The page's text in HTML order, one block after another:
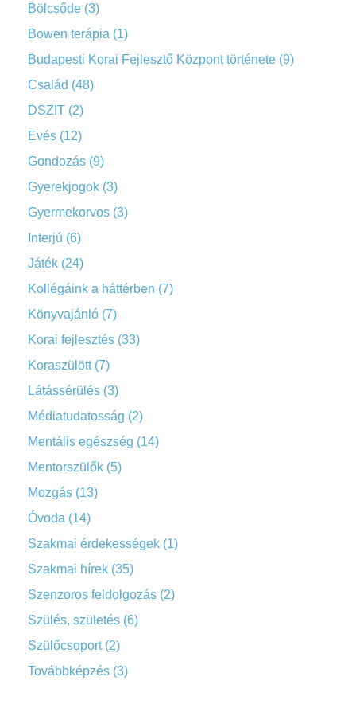
Bölcsőde (3)
Bowen terápia (1)
Budapesti Korai Fejlesztő Központ története (9)
Család (48)
DSZIT (2)
Evés (12)
Gondozás (9)
Gyerekjogok (3)
Gyermekorvos (3)
Interjú (6)
Játék (24)
Kollégáink a háttérben (7)
Könyvajánló (7)
Korai fejlesztés (33)
Koraszülött(7)
Látássérülés (3)
Médiatudatosság (2)
Mentális egészség (14)
Mentorszülők (5)
Mozgás (13)
Óvoda (14)
Szakmai érdekességek (1)
Szakmai hírek (35)
Szenzoros feldolgozás (2)
Szülés, születés (6)
Szülőcsoport(2)
Továbbképzés (3)